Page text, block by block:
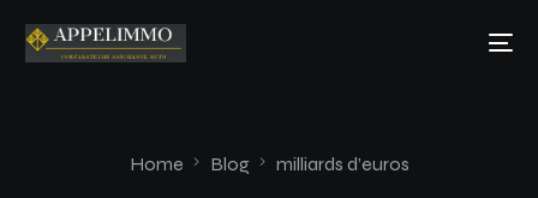
Home Blog milliards d’euros